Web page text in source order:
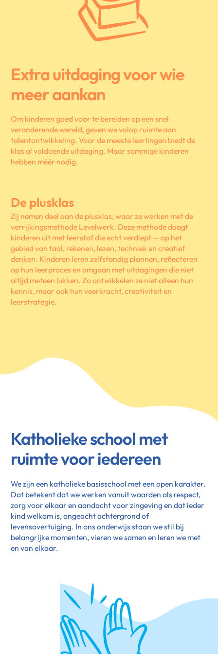
Extra uitdaging voor wie
meer aankan
Om kinderen goed voor te bereiden op een snel
veranderende wereld, geven we volop ruimte aan
talentontwikkeling. Voor de meeste leerlingen biedt de
klas al voldoende uitdaging. Maar sommige kinderen
hebben méér nodig.
De plusklas
Zij nemen deel aan de plusklas, waar ze werken met de
verrijkingsmethode Levelwerk. Deze methode daagt
kinderen uit met leerstof die echt verdiept — op het
gebied van taal, rekenen, lezen, techniek en creatief
denken. Kinderen leren zelfstandig plannen, reflecteren
op hun leerproces en omgaan met uitdagingen die niet
altijd meteen lukken. Zo ontwikkelen ze niet alleen hun
kennis, maar ook hun veerkracht, creativiteit en
leerstrategie.
Katholieke school met
ruimte voor iedereen
We zijn een katholieke basisschool met een open karakter.
Dat betekent dat we werken vanuit waarden als respect,
zorg voor elkaar en aandacht voor zingeving en dat ieder
kind welkom is, ongeacht achtergrond of
levensovertuiging. In ons onderwijs staan we stil bij
belangrijke momenten, vieren we samen en leren we met
en van elkaar.